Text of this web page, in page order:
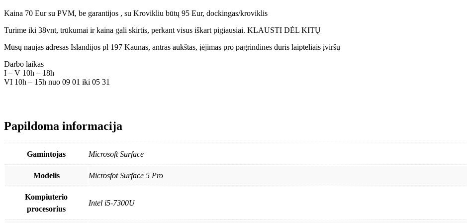
Kaina 70 Eur su PVM, be garantijos , su Krovikliu būtų 95 Eur, dockingas/kroviklis
Turime iki 38vnt, trūkumai ir kaina gali skirtis, perkant visus iškart pigiausiai. KLAUSTI DĖL KITŲ
Mūsų naujas adresas Islandijos pl 197 Kaunas, antras aukštas, įėjimas pro pagrindines duris laipteliais įviršų
Darbo laikas
I – V 10h – 18h
VI 10h – 15h nuo 09 01 iki 05 31
Papildoma informacija
Gamintojas Microsoft Surface
Modelis Microsfot Surface 5 Pro
Kompiuterio
procesorius
Intel i5-7300U